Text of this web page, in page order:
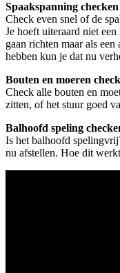
Spaakspanning checken
Check even snel of de
Je hoeft uiteraard niet
gaan richten maar als
hebben kun je dat nu
Bouten en moeren
Check alle bouten en
zitten, of het stuur goed
Balhoofd speling
Is het balhoofd
nu afstellen. Hoe dit